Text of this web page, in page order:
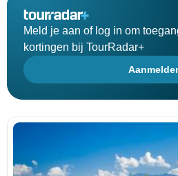
Meld je aan of log in om
kortingen bij TourRadar+